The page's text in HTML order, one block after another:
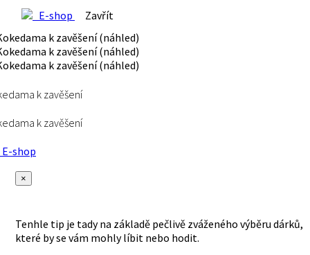
E-shop
Zavřít
k zavěšení
k zavěšení
shop
×
Tenhle tip je tady na základě pečlivě zváženého výběru dárků,
které by se vám mohly líbit nebo hodit.